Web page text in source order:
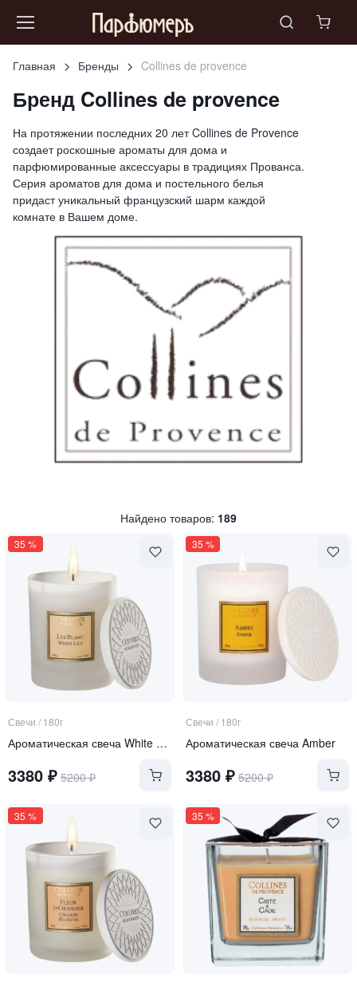
Главная Бренды Collines de provence
Бренд Collines de provence
На протяжении последних 20 лет Collines de Provence
создает роскошные ароматы для дома и
парфюмированные аксессуары в традициях Прованса.
Серия ароматов для дома и постельного белья
придаст уникальный французский шарм каждой
комнате в Вашем доме.
Найдено товаров: 189
35 %
Свечи / 180г
Ароматическая свеча White Lily
3380 ₽ 5200₽
35 %
Свечи / 180г
Ароматическая свеча Amber
3380₽ 5200₽
35 % 35 %